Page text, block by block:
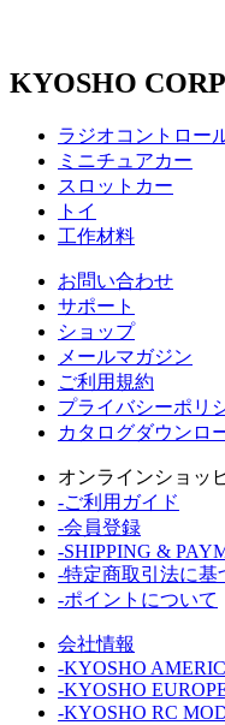
KYOSHO
ラジオコントロー
ミニチュアカー
スロットカー
トイ
工作材料
お問い合わせ
サポート
ショップ
メールマガジン
ご利用規約
プライバシーポリ
カタログダウンロ
オンラインショッ
-ご利用ガイド
-会員登録
-SHIPPING &
-特定商取引法に基
-ポイントについて
会社情報
-KYOSHO
-KYOSHO
-KYOSHO RC